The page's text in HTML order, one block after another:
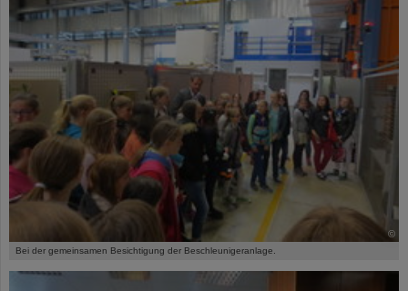
©
Bei der gemeinsamen Besichtigung der Beschleunigeranlage.